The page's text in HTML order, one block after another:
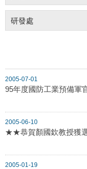
研發處
2005-07-01
95年度國防工業預備軍
2005-06-10
★★恭賀顏國欽教授獲
2005-01-19